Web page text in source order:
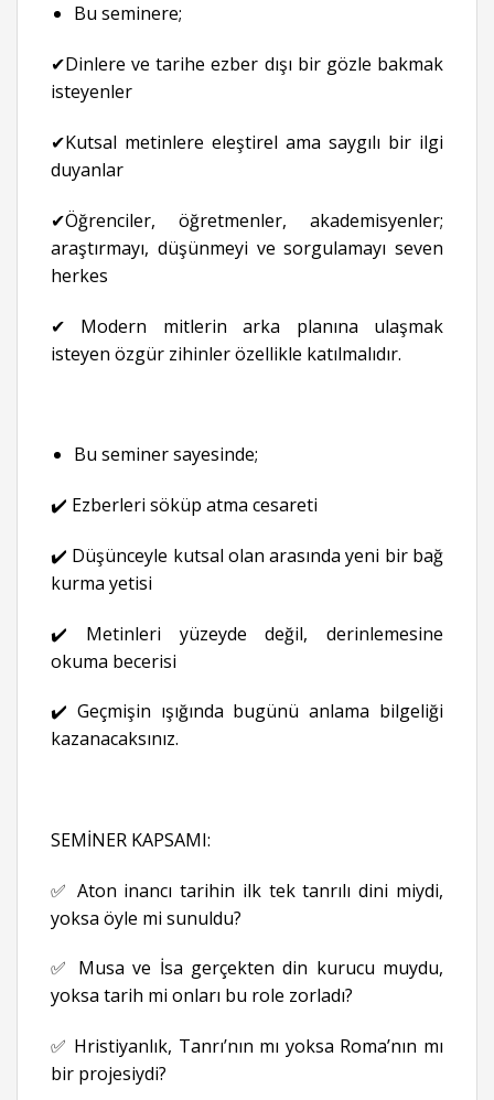
Bu seminere;
✔Dinlere ve tarihe ezber dışı bir gözle bakmak
isteyenler
✔Kutsal metinlere eleştirel ama saygılı bir ilgi
duyanlar
✔Öğrenciler, öğretmenler, akademisyenler;
araştırmayı, düşünmeyi ve sorgulamayı seven
herkes
✔ Modern mitlerin arka planına ulaşmak
isteyen özgür zihinler özellikle katılmalıdır.
Bu seminer sayesinde;
✔️ Ezberleri söküp atma cesareti
✔️ Düşünceyle kutsal olan arasında yeni bir bağ
kurma yetisi
✔️ Metinleri yüzeyde değil, derinlemesine
okuma becerisi
✔️ Geçmişin ışığında bugünü anlama bilgeliği
kazanacaksınız.
SEMİNER KAPSAMI:
✅ Aton inancı tarihin ilk tek tanrılı dini miydi,
yoksa öyle mi sunuldu?
✅ Musa ve İsa gerçekten din kurucu muydu,
yoksa tarih mi onları bu role zorladı?
✅ Hristiyanlık, Tanrı’nın mı yoksa Roma’nın mı
bir projesiydi?